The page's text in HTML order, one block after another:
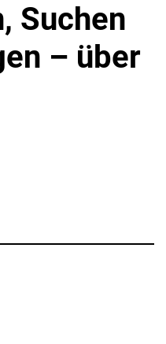
Suchen
– über